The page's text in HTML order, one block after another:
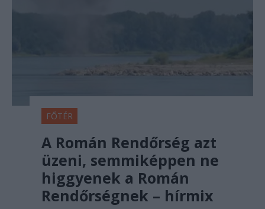
FŐTÉR
A Román Rendőrség azt
üzeni, semmiképpen ne
higgyenek a Román
Rendőrségnek – hírmix